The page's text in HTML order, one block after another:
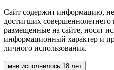
Сайт содержит информацию,
достигших совершеннолетнего
размещенные на сайте, носят
информационный характер и
личного использования.
мне исполнилось 18 лет